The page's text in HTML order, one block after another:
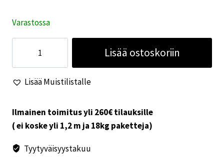
Varastossa
ikkunaan
pimennysverho
Lisää ostoskoriin
Lisää Muistilistalle
Ilmainen toimitus yli 260€ tilauksille
( ei koske yli 1,2 m ja 18kg paketteja)
Tyytyväisyystakuu